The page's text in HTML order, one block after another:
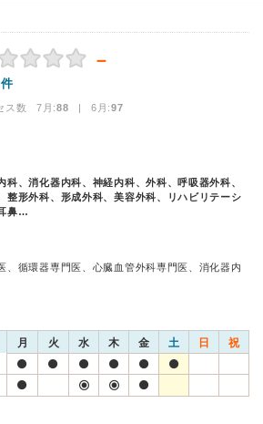
－
ス数 7月:88 | 6月:97
科、消化器内科、神経内科、外科、呼吸器外科、
整形外科、形成外科、美容外科、リハビリテーシ
鼻…
、循環器専門医、心臓血管外科専門医、消化器内
月 火 水 木 金 土 日 祝